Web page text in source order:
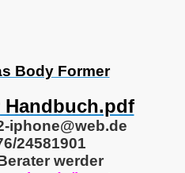
Body Former
Handbuch.pdf
iphone@web.de
24581901
werder